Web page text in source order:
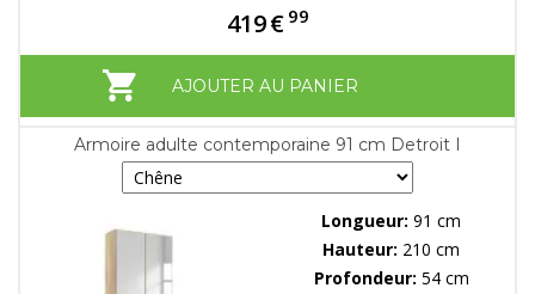
419€ 99
AJOUTER AU PANIER
Armoire adulte contemporaine 91 cm Detroit I
Longueur: 91 cm
Hauteur: 210 cm
Profondeur: 54 cm